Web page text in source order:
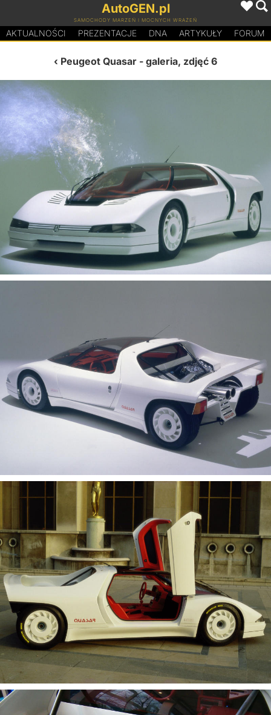
AutoGEN.pl
SAMOCHODY MARZEŃ I MOCNYCH WRAŻEŃ
AKTUALNOŚCI PREZENTACJE DNA ARTYKUŁY FORUM
Peugeot Quasar - galeria, zdjęć 6